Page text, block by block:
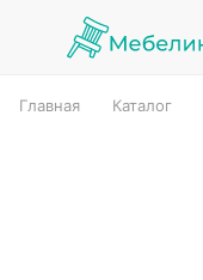
Главная Каталог